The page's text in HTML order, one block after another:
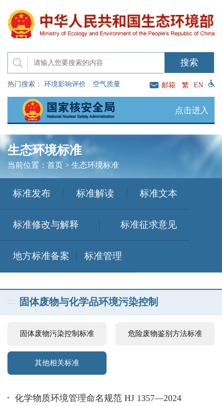
热门搜索： 环境影响评价 空气质量 邮箱 繁 EN
点击进入
生态环境标准
当前位置： 首页> 生态环境标准
标准发布 标准解读 标准文本
标准修改与解释 标准征求意见
地方标准备案 标准管理
固体废物与化学品环境污染控制
固体废物污染控制标准 危险废物鉴别方法标准
其他相关标准
化学物质环境管理命名规范 HJ 1357—2024